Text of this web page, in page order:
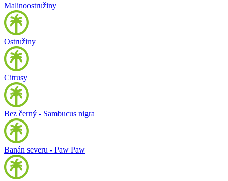
Malinoostružiny
Ostružiny
Citrusy
Bez černý - Sambucus nigra
Banán severu - Paw Paw